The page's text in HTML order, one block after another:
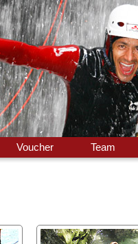
Voucher Team